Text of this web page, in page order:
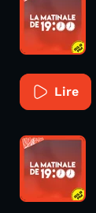
Lire